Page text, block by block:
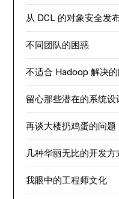
从 DCL 的对象安全发
不同团队的困惑
不适合 Hadoop 解决
留心那些潜在的系统设
再谈大楼扔鸡蛋的问题
几种华丽无比的开发方
我眼中的工程师文化